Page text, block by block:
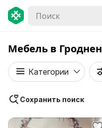
Мебель в
Категории
Сохранить поиск